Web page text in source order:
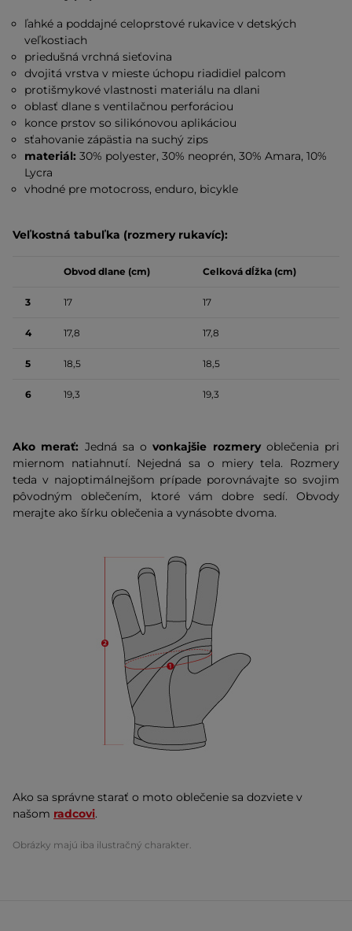
ľahké a poddajné celoprstové rukavice v detských
veľkostiach
priedušná vrchná sieťovina
dvojitá vrstva v mieste úchopu riadidiel palcom
protišmykové vlastnosti materiálu na dlani
oblasť dlane s ventilačnou perforáciou
konce prstov so silikónovou aplikáciou
sťahovanie zápästia na suchý zips
materiál: 30% polyester, 30% neoprén, 30% Amara, 10%
Lycra
vhodné pre motocross, enduro, bicykle
Veľkostná tabuľka (rozmery rukavíc):
Obvod dlane (cm) Celková dĺžka (cm)
3 17 17
4 17,8 17,8
5 18,5 18,5
6 19,3 19,3
Ako merať: Jedná sa ovonkajšie rozmeryoblečenia pri
miernom natiahnutí. Nejedná sa o miery tela. Rozmery
teda v najoptimálnejšom prípade porovnávajte so svojim
pôvodným oblečením, ktoré vám dobre sedí. Obvody
merajte ako šírku oblečenia a vynásobte dvoma.
Ako sa správne starať o moto oblečenie sa dozviete v
našom radcovi.
Obrázky majú iba ilustračný charakter.